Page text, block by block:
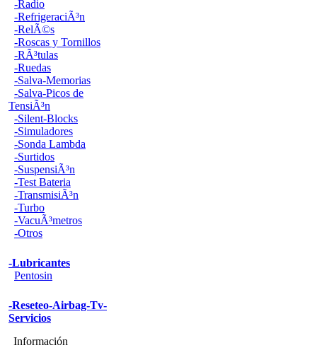
-Radio
-RefrigeraciÃ³n
-RelÃ©s
-Roscas y Tornillos
-RÃ³tulas
-Ruedas
-Salva-Memorias
-Salva-Picos de
TensiÃ³n
-Silent-Blocks
-Simuladores
-Sonda Lambda
-Surtidos
-SuspensiÃ³n
-Test Bateria
-TransmisiÃ³n
-Turbo
-VacuÃ³metros
-Otros
-Lubricantes
Pentosin
-Reseteo-Airbag-Tv-
Servicios
Información